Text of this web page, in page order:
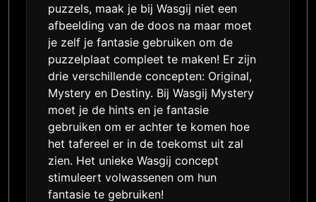
puzzels, maak je bij Wasgij niet een
afbeelding van de doos na maar moet
je zelf je fantasie gebruiken om de
puzzelplaat compleet te maken! Er zijn
drie verschillende concepten: Original,
Mystery en Destiny. Bij Wasgij Mystery
moet je de hints en je fantasie
gebruiken om er achter te komen hoe
het tafereel er in de toekomst uit zal
zien. Het unieke Wasgij concept
stimuleert volwassenen om hun
fantasie te gebruiken!